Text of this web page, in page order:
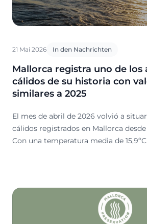
21 Mai 2026 In den Nachrichten
Mallorca registra uno de los
cálidos de su historia con
similares a 2025
El mes de abril de 2026 volvió a
cálidos registrados en Mallorca
Con una temperatura media de